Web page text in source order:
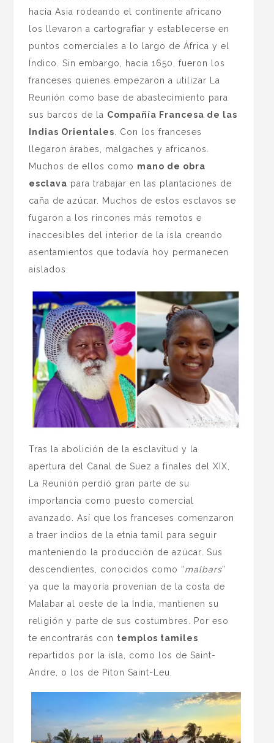
hacia Asia rodeando el continente africano
los llevaron a cartografiar y establecerse en
puntos comerciales a lo largo de África y el
Índico. Sin embargo, hacia 1650, fueron los
franceses quienes empezaron a utilizar La
Reunión como base de abastecimiento para
sus barcos de la Compañía Francesa de las
Indias Orientales . Con los franceses
llegaron árabes, malgaches y africanos.
Muchos de ellos como mano de obra
esclava para trabajar en las plantaciones de
caña de azúcar. Muchos de estos esclavos se
fugaron a los rincones más remotos e
inaccesibles del interior de la isla creando
asentamientos que todavía hoy permanecen
aislados.
Tras la abolición de la esclavitud y la
apertura del Canal de Suez a finales del XIX,
La Reunión perdió gran parte de su
importancia como puesto comercial
avanzado. Así que los franceses comenzaron
a traer indios de la etnia tamil para seguir
manteniendo la producción de azúcar. Sus
descendientes, conocidos como “malbars”
ya que la mayoría provenían de la costa de
Malabar al oeste de la India, mantienen su
religión y parte de sus costumbres. Por eso
te encontrarás con templos tamiles
repartidos por la isla, como los de Saint-
Andre, o los de Piton Saint-Leu.